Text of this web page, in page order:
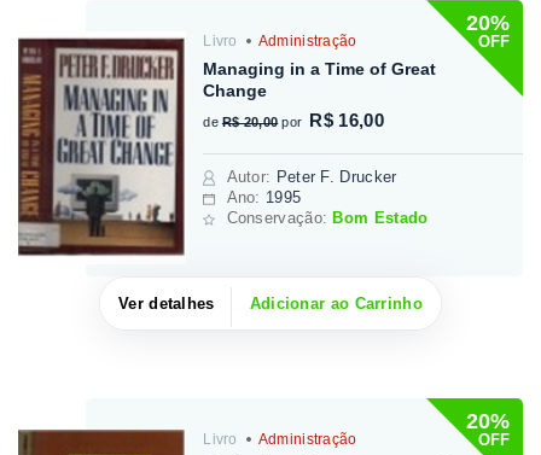
20%
OFF
Livro Administração
Managing in a Time of Great
Change
de R$ 20,00 por R$ 16,00
Autor: Peter F. Drucker
Ano: 1995
Conservação: Bom Estado
Ver detalhes Adicionar ao Carrinho
20%
OFF
Livro Administração